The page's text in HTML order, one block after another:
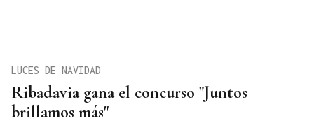
Ribadavia gana el concurso "Juntos
brillamos más"
LUCES DE NAVIDAD